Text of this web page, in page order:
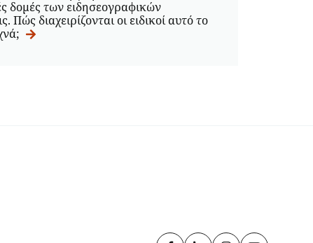
δομές των ειδησεογραφικών
διαχειρίζονται οι ειδικοί αυτό το